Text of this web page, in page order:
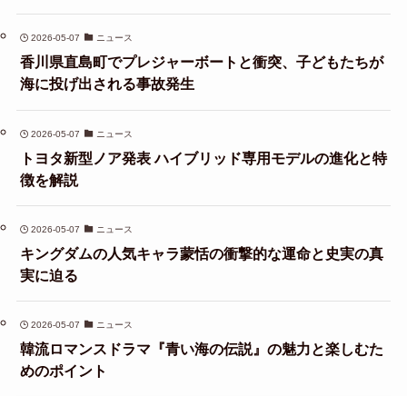
2026-05-07 ニュース
香川県直島町でプレジャーボートと衝突、子どもたちが
海に投げ出される事故発生
2026-05-07 ニュース
トヨタ新型ノア発表 ハイブリッド専用モデルの進化と特
徴を解説
2026-05-07 ニュース
キングダムの人気キャラ蒙恬の衝撃的な運命と史実の真
実に迫る
2026-05-07 ニュース
韓流ロマンスドラマ『青い海の伝説』の魅力と楽しむた
めのポイント